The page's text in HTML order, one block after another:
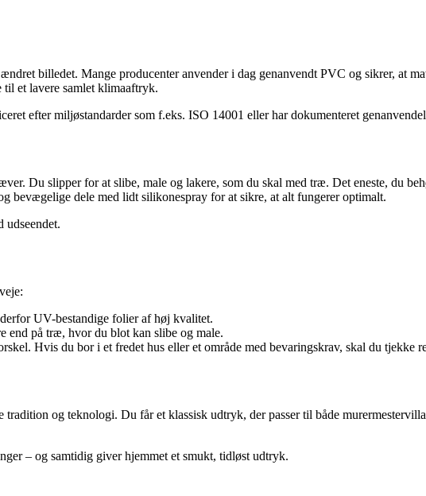
billedet. Mange producenter anvender i dag genanvendt PVC og sikrer, at
til et lavere samlet klimaaftryk.
efter miljøstandarder som f.eks. ISO 14001 eller har dokumenteret
Du slipper for at slibe, male og lakere, som du skal med træ. Det eneste, du
bevægelige dele med lidt silikonespray for at sikre, at alt fungerer optimalt.
udseendet.
UV-bestandige folier af høj kvalitet.
end på træ, hvor du blot kan slibe og male.
Hvis du bor i et fredet hus eller et område med bevaringskrav, skal du tjekke
og teknologi. Du får et klassisk udtryk, der passer til både
– og samtidig giver hjemmet et smukt, tidløst udtryk.